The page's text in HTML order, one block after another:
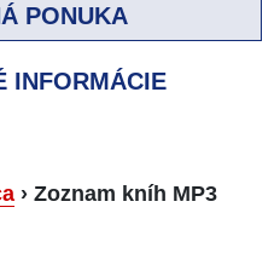
PONUKA
INFORMÁCIE
› Zoznam kníh MP3